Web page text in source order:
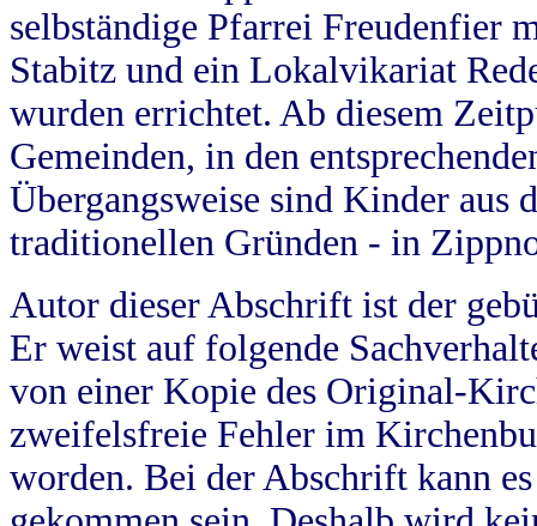
selbständige Pfarrei Freudenfier
Stabitz und ein Lokalvikariat
wurden errichtet. Ab diesem
Gemeinden, in den
Übergangsweise sind Kinder aus
traditionellen Gründen - in
Autor dieser Abschrift ist der
Er weist auf folgende
von einer Kopie des Original-
zweifelsfreie Fehler im
worden. Bei der Abschrift kann